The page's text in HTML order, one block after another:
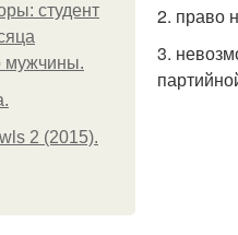
студент
мужчины.
2 (2015).
2. право
3.